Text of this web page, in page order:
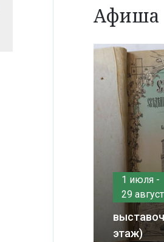
Афиша
1 июля -
29
этаж)